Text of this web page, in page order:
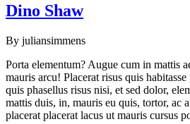
Dino Shaw
By juliansimmens
Porta elementum? Augue cum in mattis
mauris arcu! Placerat risus quis
quis phasellus risus nisi, et sed dolor,
mattis duis, in, mauris eu quis, tortor, ac
placerat placerat lacus ut mauris cursus